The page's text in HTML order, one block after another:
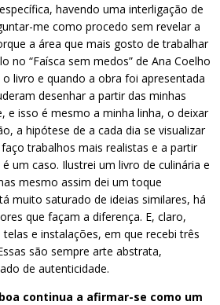
havendo uma interligação de
me como procedo sem revelar a
a área que mais gosto de trabalhar
no “Faísca sem medos” de Ana Coelho
livro e quando a obra foi apresentada
desenhar a partir das minhas
e isso é mesmo a minha linha, o deixar
a hipótese de a cada dia se visualizar
trabalhos mais realistas e a partir
um caso. Ilustrei um livro de culinária e
mesmo assim dei um toque
muito saturado de ideias similares, há
que façam a diferença. E, claro,
e instalações, em que recebi três
são sempre arte abstrata,
de autenticidade.
continua a afirmar-se como um